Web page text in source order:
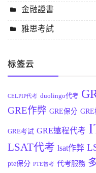
金融證書
雅思考試
标签云
CELPIP代考 duolingo代考
GRE作弊 GRE保分
GRE考試 GRE遠程代考
LSAT代考 lsat作弊
pte保分 PTE替考 代考服務